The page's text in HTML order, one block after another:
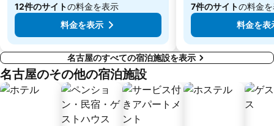
12件のサイトの料金を表示
料金を表示
7件のサイトの料金
料金を表
名古屋のすべての宿泊施設を表示
名古屋のその他の宿泊施設